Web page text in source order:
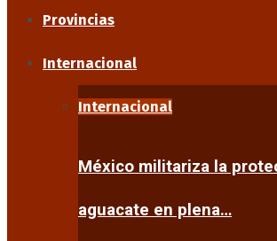
Provincias
Internacional
Internacional
México militariza la
aguacate en plena…